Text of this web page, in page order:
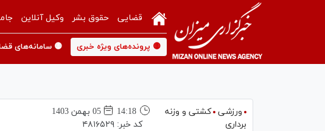
قضایی حقوق بشر وکیل آنلاین
🟡 پرونده‌های ویژه خبری 🟡 سامانه‌های
ورزشی کشتی و وزنه
برداری
14:18
05 بهمن 1403
کد خبر:۴۸۱۶۵۲۹